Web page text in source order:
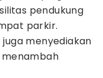
pendukung
parkir.
menyediakan